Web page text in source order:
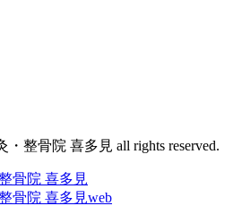
整骨院 喜多見 all rights reserved.